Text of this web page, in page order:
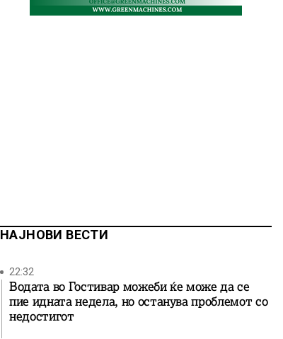
НАЈНОВИ ВЕСТИ
22:32
Водата во Гостивар можеби ќе може да се
пие идната недела, но останува проблемот со
недостигот